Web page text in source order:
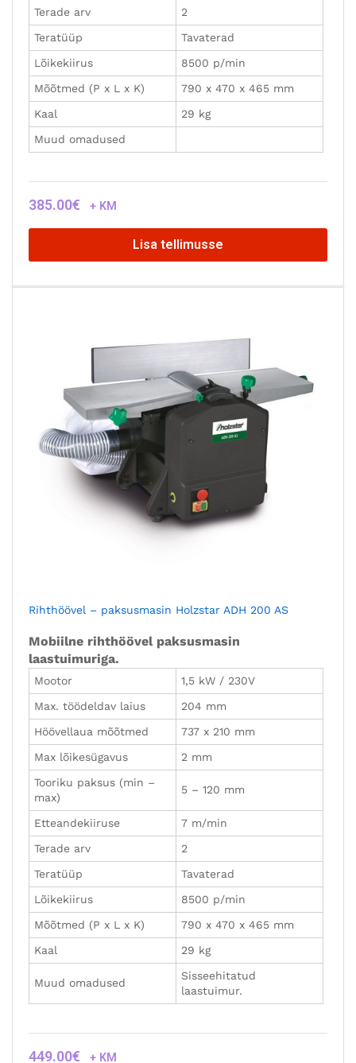
Terade arv
2
Teratüüp
Tavaterad
Lõikekiirus
8500 p/min
Mõõtmed (P x L x K)
790 x 470 x 465 mm
Kaal
29 kg
Muud omadused
385.00€ + KM
Lisa tellimusse
Rihthöövel – paksusmasin Holzstar ADH 200 AS
Mobiilne rihthöövel paksusmasin
laastuimuriga.
Mootor
1,5 kW / 230V
Max. töödeldav laius
204 mm
Höövellaua mõõtmed
737 x 210 mm
Max lõikesügavus
2 mm
Tooriku paksus (min –
max)
5 – 120 mm
Etteandekiiruse
7 m/min
Terade arv
2
Teratüüp
Tavaterad
Lõikekiirus
8500 p/min
Mõõtmed (P x L x K)
790 x 470 x 465 mm
Kaal
29 kg
Muud omadused
Sisseehitatud
laastuimur.
449.00€ + KM